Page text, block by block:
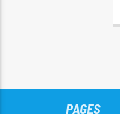
PAGES